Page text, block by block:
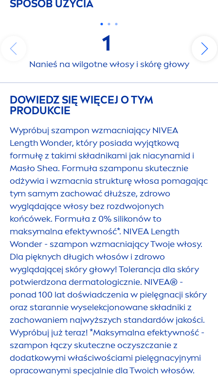
SPOSÓB UŻYCIA
1
Nanieś na wilgotne włosy i skórę głowy
DOWIEDZ SIĘ WIĘCEJ O TYM
PRODUKCIE
Wypróbuj szampon wzmacniający NIVEA
Length Wonder, który posiada wyjątkową
formułę z takimi składnikami jak niacynamid i
Masło Shea. Formuła szamponu skutecznie
odżywia i wzmacnia strukturę włosa pomagając
tym samym zachować dłuższe, zdrowo
wyglądające włosy bez rozdwojonych
końcówek. Formuła z 0% silikonów to
maksymalna efektywność*. NIVEA Length
Wonder - szampon wzmacniający Twoje włosy.
Dla pięknych długich włosów i zdrowo
wyglądającej skóry głowy! Tolerancja dla skóry
potwierdzona dermatologicznie. NIVEA® -
ponad 100 lat doświadczenia w pielęgnacji skóry
oraz starannie wyselekcjonowane składniki z
zachowaniem najwyższych standardów jakości.
Wypróbuj już teraz! *Maksymalna efektywność -
szampon łączy skuteczne oczyszczanie z
dodatkowymi właściwościami pielęgnacyjnymi
opracowanymi specjalnie dla Twoich włosów.